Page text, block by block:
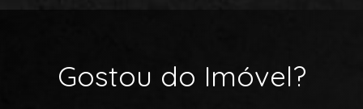
Gostou do Imóvel?